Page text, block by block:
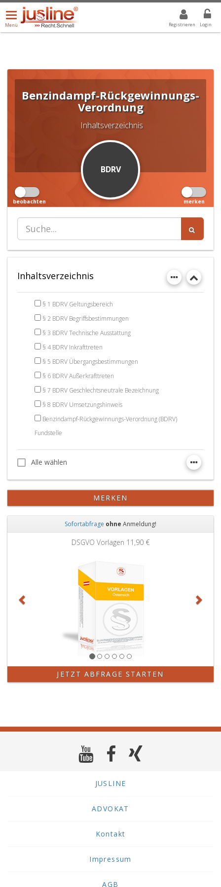
Registrieren Login
Menü
öffnen/schließen
Menü
ALLE DROPDOWN: GEWÄHLTER WERT IST ALLE
Benzindampf-Rückgewinnungs-
Verordnung
Inhaltsverzeichnis
BDRV
beobachten merken
Inhaltsverzeichnis
§ 1 BDRV Geltungsbereich
§ 2 BDRV Begriffsbestimmungen
§ 3 BDRV Technische Ausstattung
§ 4 BDRV Inkrafttreten
§ 5 BDRV Übergangsbestimmungen
§ 6 BDRV Außerkrafttreten
§ 7 BDRV Geschlechtsneutrale Bezeichnung
§ 8 BDRV Umsetzungshinweis
Benzindampf-Rückgewinnungs-Verordnung (BDRV)
Fundstelle
Alle wählen
Alle wählen
MERKEN
Sofortabfrage ohne Anmeldung!
DSGVO Vorlagen 11,90 €
JETZT ABFRAGE STARTEN
JUSLINE
ADVOKAT
Kontakt
Impressum
AGB